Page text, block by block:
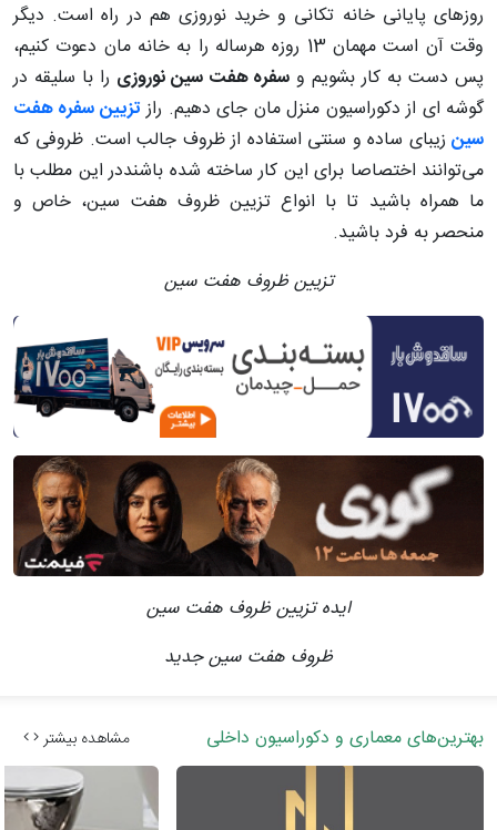
روزهای پایانی خانه تکانی و خرید نوروزی هم در راه است. دیگر
وقت آن است مهمان 13 روزه هرساله را به خانه مان دعوت کنیم،
پس دست به کار بشویم و سفره هفت سین نوروزی را با سلیقه در
گوشه ای از دکوراسیون منزل مان جای دهیم. رازتزیین سفره هفت
سین زیبای ساده و سنتی استفاده از ظروف جالب است. ظروفی که
می‌توانند اختصاصا برای این کار ساخته شده باشنددر این مطلب با
ما همراه باشید تا با انواع تزیین ظروف هفت سین، خاص و
منحصر به فرد باشید.
تزیین ظروف هفت سین
ایده تزیین ظروف هفت سین
ظروف هفت سین جدید
بهترین‌های معماری و دکوراسیون داخلی مشاهده بیشتر